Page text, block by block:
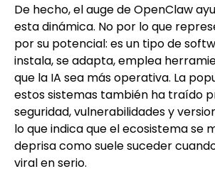
De hecho, el auge de OpenClaw
esta dinámica. No por lo que
por su potencial: es un tipo de
instala, se adapta, emplea
que la IA sea más operativa. La
estos sistemas también ha traído
seguridad, vulnerabilidades y
lo que indica que el ecosistema se
deprisa como suele suceder
viral en serio.